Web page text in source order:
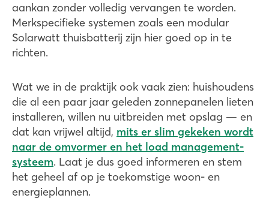
aankan zonder volledig vervangen te worden.
Merkspecifieke systemen zoals een modular
Solarwatt thuisbatterij zijn hier goed op in te
richten.
Wat we in de praktijk ook vaak zien: huishoudens
die al een paar jaar geleden zonnepanelen lieten
installeren, willen nu uitbreiden met opslag — en
dat kan vrijwel altijd, mits er slim gekeken wordt
naar de omvormer en het load management-
systeem. Laat je dus goed informeren en stem
het geheel af op je toekomstige woon- en
energieplannen.